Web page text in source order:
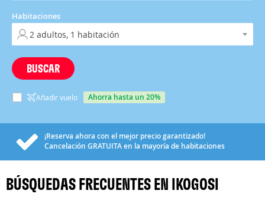
Habitaciones
BUSCAR
Añadir vuelo ahorra hasta un 20%
¡Reserva ahora con el mejor precio garantizado!
Cancelación GRATUITAen la mayoría de habitaciones
BÚSQUEDAS FRECUENTES EN IKOGOSI